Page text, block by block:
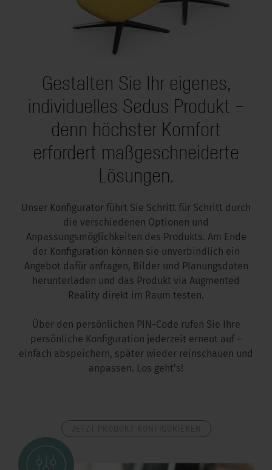
Gestalten Sie Ihr eigenes,
individuelles Sedus Produkt –
denn höchster Komfort
erfordert maßgeschneiderte
Lösungen.
Unser Konfigurator führt Sie Schritt für Schritt durch
die verschiedenen Optionen und
Anpassungsmöglichkeiten des Produkts. Am Ende
der Konfiguration können sie unverbindlich ein
Angebot dafür anfragen, Bilder und Planungsdaten
herunterladen und das Produkt via Augmented
Reality direkt im Raum testen.
Über den persönlichen PIN-Code rufen Sie Ihre
persönliche Konfiguration jederzeit erneut auf –
einfach abspeichern, später wieder reinschauen und
anpassen. Los geht’s!